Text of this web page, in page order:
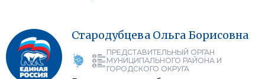
Стародубцева Ольга Борисовна
ПРЕДСТАВИТЕЛЬНЫЙ ОРГАН
МУНИЦИПАЛЬНОГО РАЙОНА И
ГОРОДСКОГО ОКРУГА